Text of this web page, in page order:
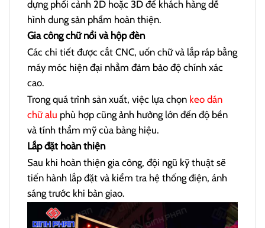
dựng phối cảnh 2D hoặc 3D để khách hàng dễ
hình dung sản phẩm hoàn thiện.
Gia công chữ nổi và hộp đèn
Các chi tiết được cắt CNC, uốn chữ và lắp ráp bằng
máy móc hiện đại nhằm đảm bảo độ chính xác
cao.
Trong quá trình sản xuất, việc lựa chọn keo dán
chữ alu phù hợp cũng ảnh hưởng lớn đến độ bền
và tính thẩm mỹ của bảng hiệu.
Lắp đặt hoàn thiện
Sau khi hoàn thiện gia công, đội ngũ kỹ thuật sẽ
tiến hành lắp đặt và kiểm tra hệ thống điện, ánh
sáng trước khi bàn giao.